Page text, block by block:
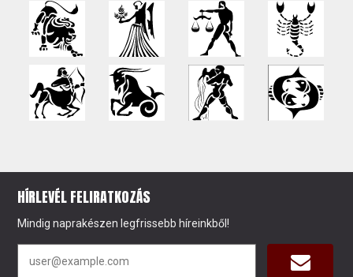
HÍRLEVÉL FELIRATKOZÁS
Mindig naprakészen legfrissebb híreinkből!